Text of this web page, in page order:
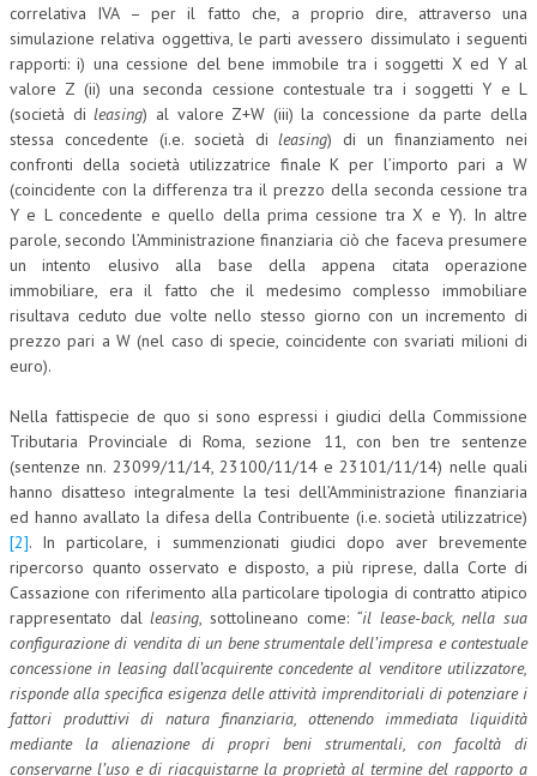
correlativa IVA – per il fatto che, a proprio dire, attraverso una
simulazione relativa oggettiva, le parti avessero dissimulato i seguenti
rapporti: i) una cessione del bene immobile tra i soggetti X ed Y al
valore Z (ii) una seconda cessione contestuale tra i soggetti Y e L
(società dileasing) al valore Z+W (iii) la concessione da parte della
stessa concedente (i.e. società dileasing) di un finanziamento nei
confronti della società utilizzatrice finale K per l’importo pari a W
(coincidente con la differenza tra il prezzo della seconda cessione tra
Y e L concedente e quello della prima cessione tra X e Y). In altre
parole, secondo l’Amministrazione finanziaria ciò che faceva presumere
un intento elusivo alla base della appena citata operazione
immobiliare, era il fatto che il medesimo complesso immobiliare
risultava ceduto due volte nello stesso giorno con un incremento di
prezzo pari a W (nel caso di specie, coincidente con svariati milioni di
euro).
Nella fattispecie de quo si sono espressi i giudici della Commissione
Tributaria Provinciale di Roma, sezione 11, con ben tre sentenze
(sentenze nn. 23099/11/14, 23100/11/14 e 23101/11/14) nelle quali
hanno disatteso integralmente la tesi dell’Amministrazione finanziaria
ed hanno avallato la difesa della Contribuente (i.e. società utilizzatrice)
[2]. In particolare, i summenzionati giudici dopo aver brevemente
ripercorso quanto osservato e disposto, a più riprese, dalla Corte di
Cassazione con riferimento alla particolare tipologia di contratto atipico
rappresentato dalleasing , sottolineano come: “il lease-back, nella sua
configurazione di vendita di un bene strumentale dell’impresa e contestuale
concessione in leasing dall’acquirente concedente al venditore utilizzatore,
risponde alla specifica esigenza delle attività imprenditoriali di potenziare i
fattori produttivi di natura finanziaria, ottenendo immediata liquidità
mediante la alienazione di propri beni strumentali, con facoltà di
conservarne l’uso e di riacquistarne la proprietà al termine del rapporto a